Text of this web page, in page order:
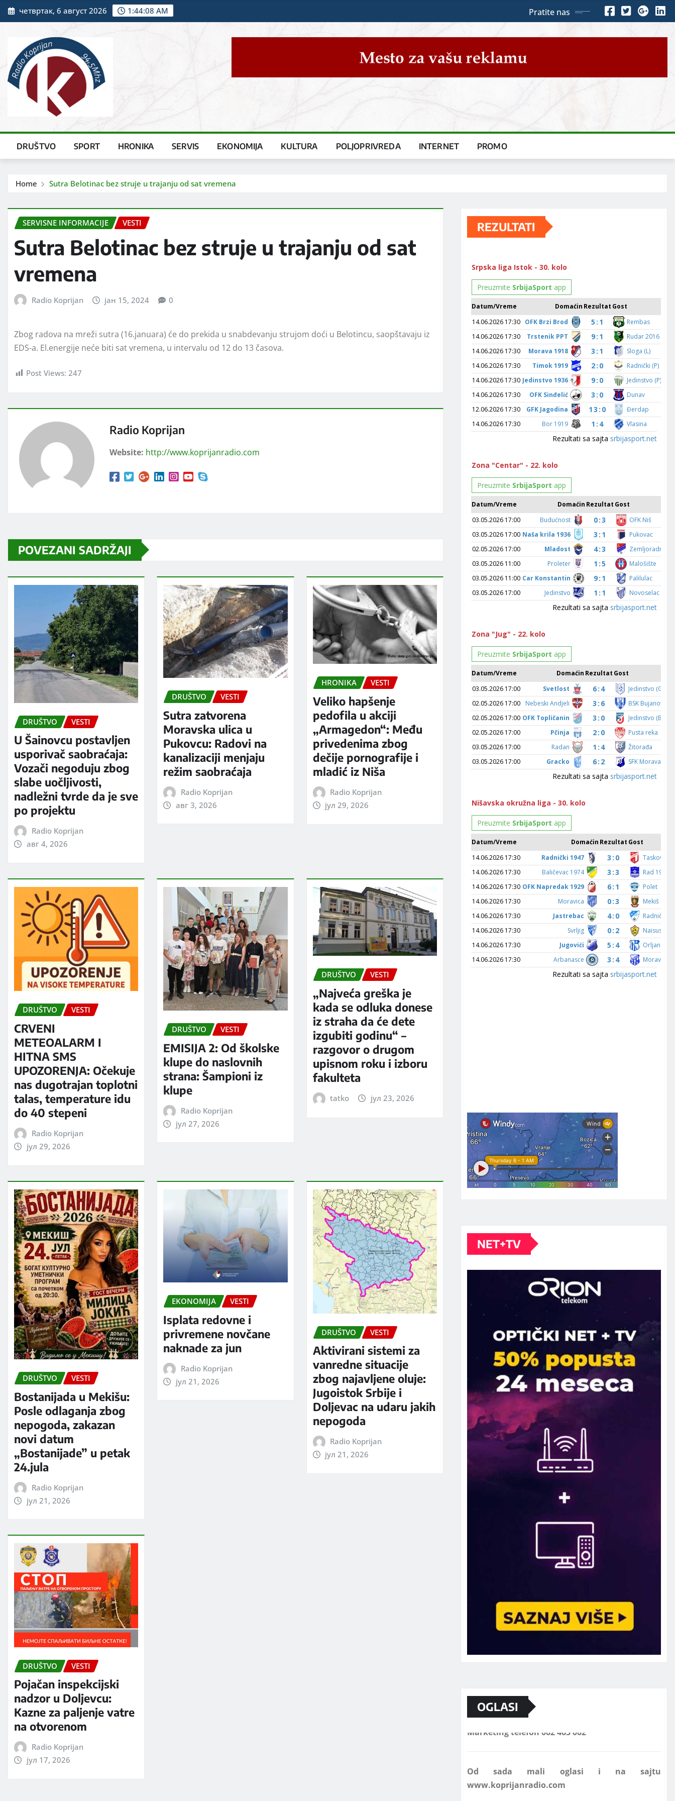
Skip
to
четвртак, 6 август 2026 1:44:09 AM Pratite nas
DRUŠTVO SPORT HRONIKA SERVIS EKONOMIJA KULTURA POLJOPRIVREDA INTERNET PROMO
Home Sutra Belotinac bez struje u trajanju od sat vremena
SERVISNE INFORMACIJE VESTI
Sutra Belotinac bez struje u trajanju od sat
vremena
Radio Koprijan јан 15, 2024 0
Zbog radova na mreži sutra (16.januara) će do prekida u snabdevanju strujom doći u Belotincu, saopštavaju iz
EDS-a. El.energije neće biti sat vremena, u intervalu od 12 do 13 časova.
Post Views: 247
Radio Koprijan
Website: http://www.koprijanradio.com
POVEZANI SADRŽAJI
DRUŠTVO VESTI
U Šainovcu postavljen
usporivač saobraćaja:
Vozači negoduju zbog
slabe uočljivosti,
nadležni tvrde da je sve
po projektu
Radio Koprijan
авг 4, 2026
DRUŠTVO VESTI
Sutra zatvorena
Moravska ulica u
Pukovcu: Radovi na
kanalizaciji menjaju
režim saobraćaja
Radio Koprijan
авг 3, 2026
HRONIKA VESTI
Veliko hapšenje
pedofila u akciji
„Armagedon“: Među
privedenima zbog
dečije pornografije i
mladić iz Niša
Radio Koprijan
јул 29, 2026
DRUŠTVO VESTI
CRVENI
METEOALARM I
HITNA SMS
UPOZORENJA: Očekuje
nas dugotrajan toplotni
talas, temperature idu
do 40 stepeni
Radio Koprijan
јул 29, 2026
DRUŠTVO VESTI
EMISIJA 2: Od školske
klupe do naslovnih
strana: Šampioni iz
klupe
Radio Koprijan
јул 27, 2026
DRUŠTVO VESTI
„Najveća greška je
kada se odluka donese
iz straha da će dete
izgubiti godinu“ –
razgovor o drugom
upisnom roku i izboru
fakulteta
tatko јул 23, 2026
DRUŠTVO VESTI
Bostanijada u Mekišu:
Posle odlaganja zbog
nepogoda, zakazan
novi datum
„Bostanijade” u petak
24.jula
Radio Koprijan
јул 21, 2026
EKONOMIJA VESTI
Isplata redovne i
privremene novčane
naknade za jun
Radio Koprijan
јул 21, 2026
DRUŠTVO VESTI
Aktivirani sistemi za
vanredne situacije
zbog najavljene oluje:
Jugoistok Srbije i
Doljevac na udaru jakih
nepogoda
Radio Koprijan
јул 21, 2026
DRUŠTVO VESTI
Pojačan inspekcijski
nadzor u Doljevcu:
Kazne za paljenje vatre
na otvorenom
Radio Koprijan
јул 17, 2026
REZULTATI
NET+TV
OGLASI
Marketing telefon 062 463 002
www.koprijanradio.com